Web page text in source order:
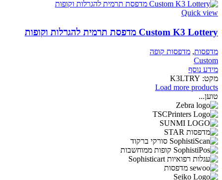
Quick view
Custom K3 Lottery מדפסת תרמית להגרלות וקופות
מדפסות, מדפסות קופה
Custom
מידע נוסף
מקט: K3LTRY
Load more products
טוען...